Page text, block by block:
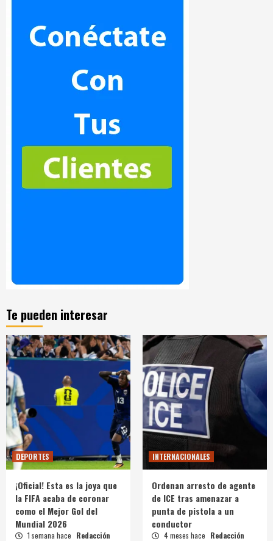
Te pueden interesar
DEPORTES
¡Oficial! Esta es la joya que
la FIFA acaba de coronar
como el Mejor Gol del
Mundial 2026
1 semana hace Redacción
INTERNACIONALES
Ordenan arresto de agente
de ICE tras amenazar a
punta de pistola a un
conductor
4 meses hace Redacción